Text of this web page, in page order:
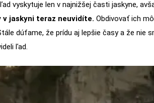
vyskytuje len v najnižšej časti jaskyne,
v jaskyni teraz neuvidíte. Obdivovať ich
dúfame, že prídu aj lepšie časy a že nie
ľad.